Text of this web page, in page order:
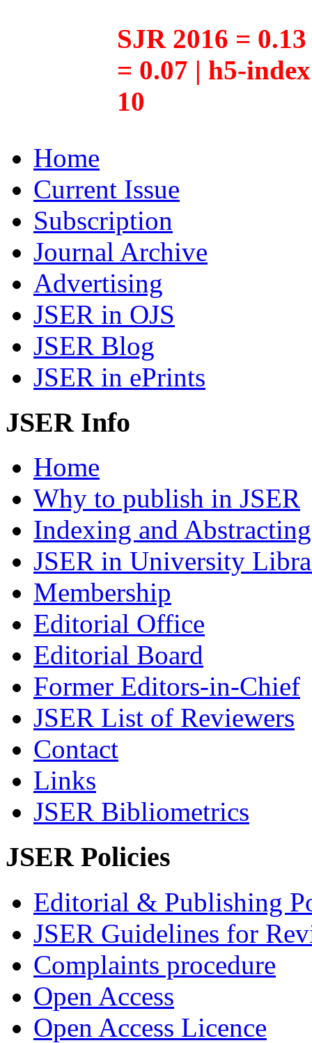
SJR 2016 =
= 0.07 | h5-
10
Home
Current Issue
Subscription
Journal Archive
Advertising
JSER in OJS
JSER Blog
JSER in ePrints
JSER Info
Home
Why to publish in JSER
Indexing and Abstracting
JSER in University
Membership
Editorial Office
Editorial Board
Former Editors-in-Chief
JSER List of Reviewers
Contact
Links
JSER Bibliometrics
JSER Policies
Editorial & Publishing
JSER Guidelines for
Complaints procedure
Open Access
Open Access Licence